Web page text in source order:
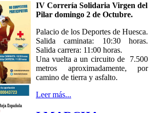
IV Correría Solidaria Virgen del
Pilar domingo 2 de Octubre.
Palacio de los Deportes de Huesca.
Salida caminata: 10:30 horas.
Salida carrera: 11:00 horas.
Una vuelta a un circuito de 7.500
metros aproximadamente, por
camino de tierra y asfalto.
Leer más...